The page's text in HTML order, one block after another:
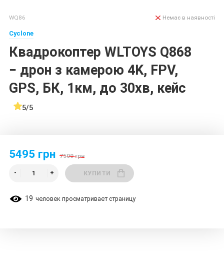
WQ86
Cyclone
Квадрокоптер WLTOYS Q868
− дрон з камерою 4K, FPV,
GPS, БК, 1км, до 30хв, кейс
5/5
Немає в наявності
5495 грн 7500 грн
КУПИТИ
19 человек просматривает страницу